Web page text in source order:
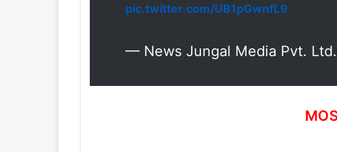
pic.twitter.com/UB1pGwnfL9
— News Jungal Media Pvt.